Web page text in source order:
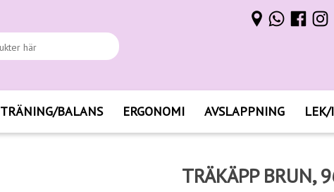
TRÄNING/BALANS ERGONOMI AVSLAPPNING LEK/
TRÄKÄPP BRUN,